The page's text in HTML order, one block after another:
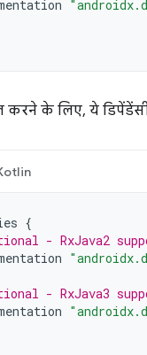
करने के लिए, ये
{
- RxJava2
- RxJava3